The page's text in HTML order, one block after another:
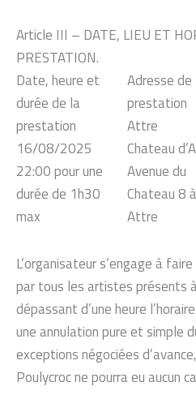
Article III – DATE, LIEU ET
PRESTATION.
Date, heure et
durée de la
prestation
16/08/2025
22:00 pour une
durée de 1h30
max
Adresse de
prestation
Attre
Chateau
Avenue du
Chateau 8
Attre
L’organisateur s’engage à
par tous les artistes présents
dépassant d’une heure
une annulation pure et simple
exceptions négociées
Poulycroc ne pourra eu aucun